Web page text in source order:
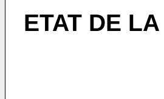
ETAT DE